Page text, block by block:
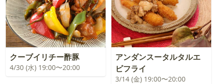
クーブイリチー酢豚
4/30 (水) 19:00〜20:00
アンダンスータルタルエ
ビフライ
3/14 (金) 19:00〜20:00